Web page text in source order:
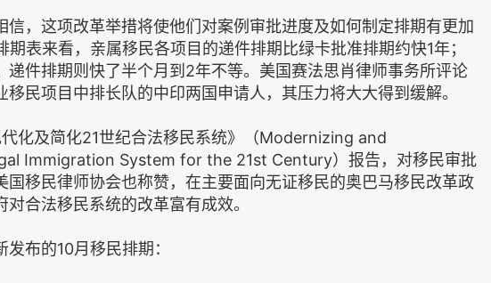
信，这项改革举措将使他们对案例审批进度及如何制定排期有更加
期表来看，亲属移民各项目的递件排期比绿卡批准排期约快1年；
递件排期则快了半个月到2年不等。美国赛法思肖律师事务所评论
民项目中排长队的中印两国申请人，其压力将大大得到缓解。
化及简化21世纪合法移民系统》（Modernizing and
Immigration System for the 21st Century）报告，对移民审批
国移民律师协会也称赞，在主要面向无证移民的奥巴马移民改革政
合法移民系统的改革富有成效。
布的10月移民排期：